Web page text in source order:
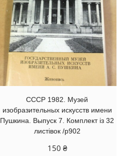
СССР 1982. Музей
изобразительных искусств имени
Пушкина. Выпуск 7. Комплект із 32
листівок /р902
150 ₴